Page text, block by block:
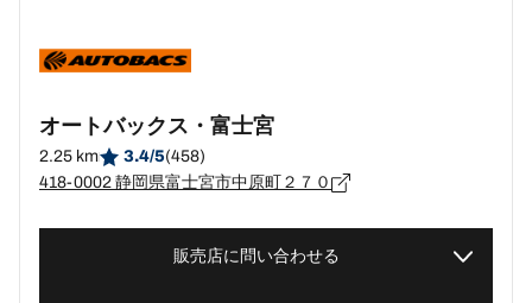
オートバックス・富士宮
2.25 km 3.4/5(458)
418-0002 静岡県富士宮市中原町２７０
販売店に問い合わせる